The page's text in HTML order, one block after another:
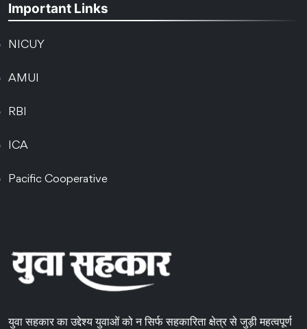
Important Links
NICUY
AMUI
RBI
ICA
Pacific Cooperative
युवा सहकार का उद्देश्य युवाओं को न सिर्फ सहकारिता क्षेत्र से जुड़ी महत्वपूर्ण